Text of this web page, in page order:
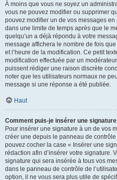
À moins que vous ne soyez un
vous ne pouvez modifier ou supprimer
pouvez modifier un de vos messages
dans une limite de temps après que le
quelqu’un a déjà répondu à votre
message affichera le nombre de fois
et l’heure de la modification. Ce petit
modification effectuée par un
puissent rédiger une raison discrète
noter que les utilisateurs normaux ne
message si une réponse a été publiée.
Haut
Comment puis-je insérer une
Pour insérer une signature à un de vos
créer une depuis le panneau de
pouvez cocher la case « Insérer une
rédaction afin d’insérer votre signature.
signature qui sera insérée à tous vos
dans le panneau de contrôle de
option, il ne vous sera plus utile de